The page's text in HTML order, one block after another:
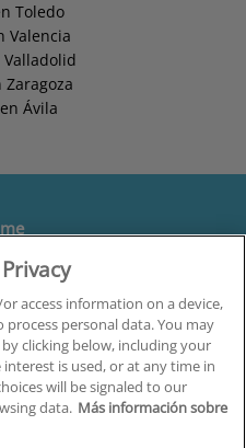
Toledo
Valencia
Valladolid
Zaragoza
Ávila
somos
access information on a device,
process personal data. You may
clicking below, including your
is used, or at any time in
will be signaled to our
data. Más información sobre